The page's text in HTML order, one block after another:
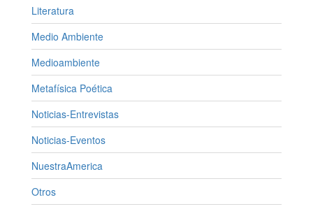
Literatura
Medio Ambiente
Medioambiente
Metafísica Poética
Noticias-Entrevistas
Noticias-Eventos
NuestraAmerica
Otros